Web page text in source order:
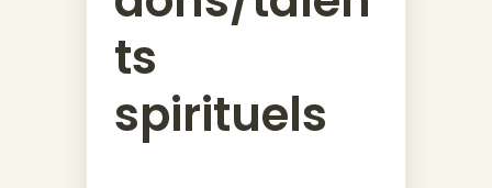
ts
spirituels